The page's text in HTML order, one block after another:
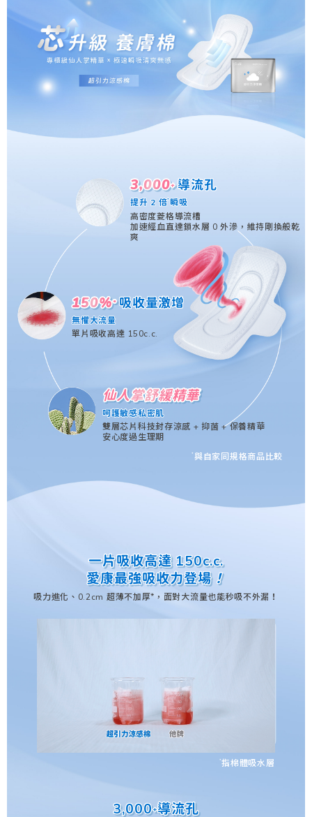
3,000+
3,000+ 導流孔
導流孔
提升 2 倍*瞬吸
提升 2 倍*瞬吸
高密度菱格導流槽
加速經血直達鎖水層 0 外滲，維持剛換般乾
爽
150%*
150%* 吸收量激增
吸收量激增
無懼大流量
無懼大流量
單片吸收高達 150c.c.
仙人掌舒緩精華
仙人掌舒緩精華
呵護敏感私密肌
呵護敏感私密肌
雙層芯片科技封存涼感 + 抑菌 + 保養精華
安心度過生理期
* 與自家同規格商品比較
一片吸收高達 150c.c.
愛康最強吸收力登場！
一片吸收高達 150c.c.
愛康最強吸收力登場！
吸力進化、0.2cm 超薄不加厚* ，面對大流量也能秒吸不外漏 ！
*指棉體吸水層
3,000+導流孔
3,000+導流孔